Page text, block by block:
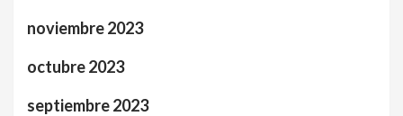
noviembre 2023
octubre 2023
septiembre 2023